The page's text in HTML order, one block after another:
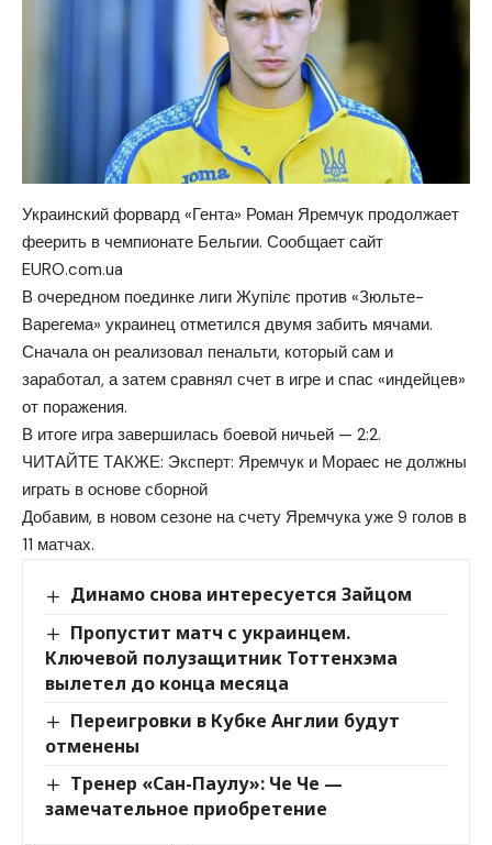
Украинский форвард «Гента» Роман Яремчук продолжает
феерить в чемпионате Бельгии. Сообщает сайт
EURO.com.ua
В очередном поединке лиги Жупілє против «Зюльте-
Варегема» украинец отметился двумя забить мячами.
Сначала он реализовал пенальти, который сам и
заработал, а затем сравнял счет в игре и спас «индейцев»
от поражения.
В итоге игра завершилась боевой ничьей — 2:2.
ЧИТАЙТЕ ТАКЖЕ: Эксперт: Яремчук и Мораес не должны
играть в основе сборной
Добавим, в новом сезоне на счету Яремчука уже 9 голов в
11 матчах.
Динамо снова интересуется Зайцом
Пропустит матч с украинцем.
Ключевой полузащитник Тоттенхэма
вылетел до конца месяца
Переигровки в Кубке Англии будут
отменены
Тренер «Сан-Паулу»: Че Че —
замечательное приобретение